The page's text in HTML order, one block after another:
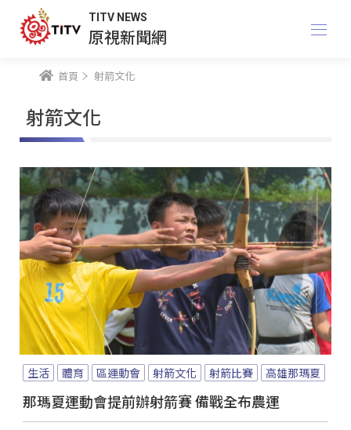
TITV NEWS
原視新聞網
首頁 射箭文化
射箭文化
生活 體育 區運動會 射箭文化 射箭比賽 高雄那瑪夏
那瑪夏運動會提前辦射箭賽 備戰全布農運